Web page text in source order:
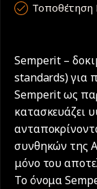
Τοποθέτηση
Semperit –
standards) για
Semperit ως
κατασκευάζει
συνθηκών της
μόνο του
Το όνομα